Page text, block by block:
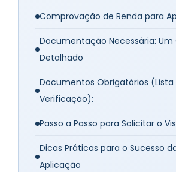
Comprovação de Renda para
Documentação Necessária: Um
Detalhado
Documentos Obrigatórios (Lista
Verificação):
Passo a Passo para Solicitar o
Dicas Práticas para o Sucesso
Aplicação